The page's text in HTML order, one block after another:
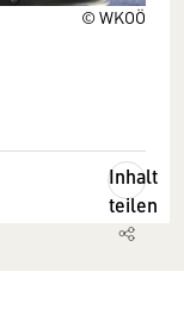
© WKOÖ
Inhalt
teilen